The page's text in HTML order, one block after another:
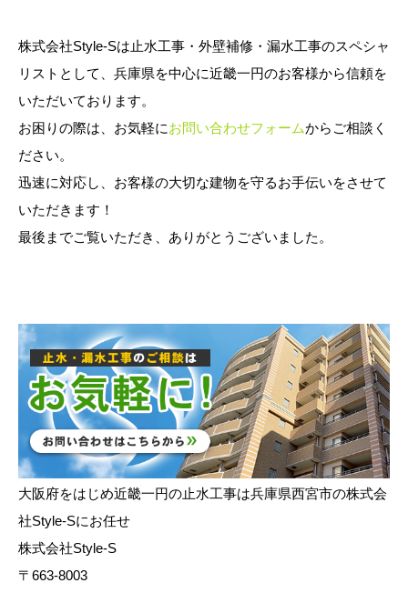
株式会社Style-Sは止水工事・外壁補修・漏水工事のスペシャ
リストとして、兵庫県を中心に近畿一円のお客様から信頼を
いただいております。
お困りの際は、お気軽にお問い合わせフォームからご相談く
ださい。
迅速に対応し、お客様の大切な建物を守るお手伝いをさせて
いただきます！
最後までご覧いただき、ありがとうございました。
大阪府をはじめ近畿一円の止水工事は兵庫県西宮市の株式会
社Style-Sにお任せ
株式会社Style-S
〒663-8003